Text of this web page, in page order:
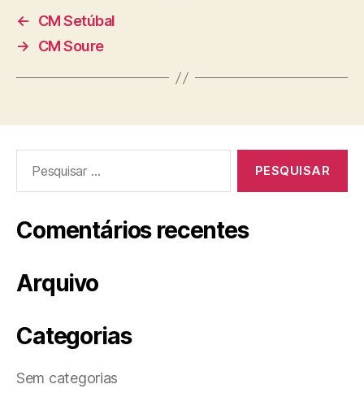
←
CM Setúbal
→
CM Soure
por:
Comentários recentes
Arquivo
Categorias
Sem categorias